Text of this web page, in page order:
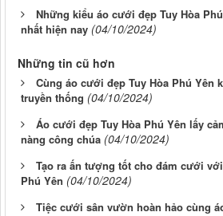
Những kiểu áo cưới đẹp Tuy Hòa
nhất hiện nay (04/10/2024)
Những tin cũ hơn
Cùng áo cưới đẹp Tuy Hòa Phú Yên
truyền thống (04/10/2024)
Áo cưới đẹp Tuy Hòa Phú Yên lấy
nàng công chúa (04/10/2024)
Tạo ra ấn tượng tốt cho đám cưới
Phú Yên (04/10/2024)
Tiệc cưới sân vườn hoàn hảo cùng